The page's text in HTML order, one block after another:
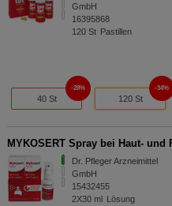
GmbH
16395868
120 St Pastillen
40 St
28%
120 St
34%
MYKOSERT Spray bei Haut- und
Dr. Pfleger Arzneimittel
GmbH
15432455
2X30 ml Lösung